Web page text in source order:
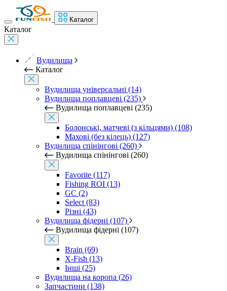
Каталог
Каталог
Вудилища
Каталог
Вудилища універсальні (14)
Вудилища поплавцеві (235)
Вудилища поплавцеві (235)
Болонські, матчеві (з кільцями) (108)
Махові (без кілець) (127)
Вудилища спінінгові (260)
Вудилища спінінгові (260)
Favorite (117)
Fishing ROI (13)
GC (2)
Select (83)
Різні (43)
Вудилища фідерні (107)
Вудилища фідерні (107)
Brain (69)
X-Fish (13)
Інші (25)
Вудилища на коропа (26)
Запчастини (138)